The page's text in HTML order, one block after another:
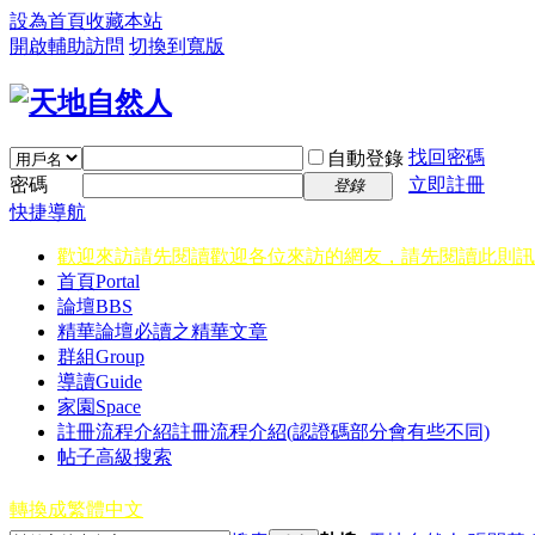
設為首頁收藏本站
開啟輔助訪問 切換到寬版
自動登錄 找回密碼
密碼
登錄
立即註冊
快捷導航
歡迎來訪請先閱讀歡迎各位來訪的網友，請先閱讀此則
首頁Portal
論壇BBS
精華論壇必讀之精華文章
群組Group
導讀Guide
家園 Space
註冊流程介紹註冊流程介紹(認證碼部分會有些不同)
帖子高級搜索
轉換成繁體中文